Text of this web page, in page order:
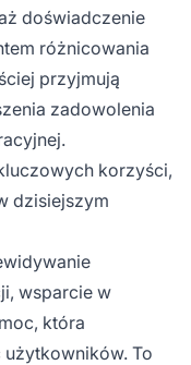
doświadczenie
różnicowania
przyjmują
zadowolenia
korzyści,
dzisiejszym
wsparcie w
która
To